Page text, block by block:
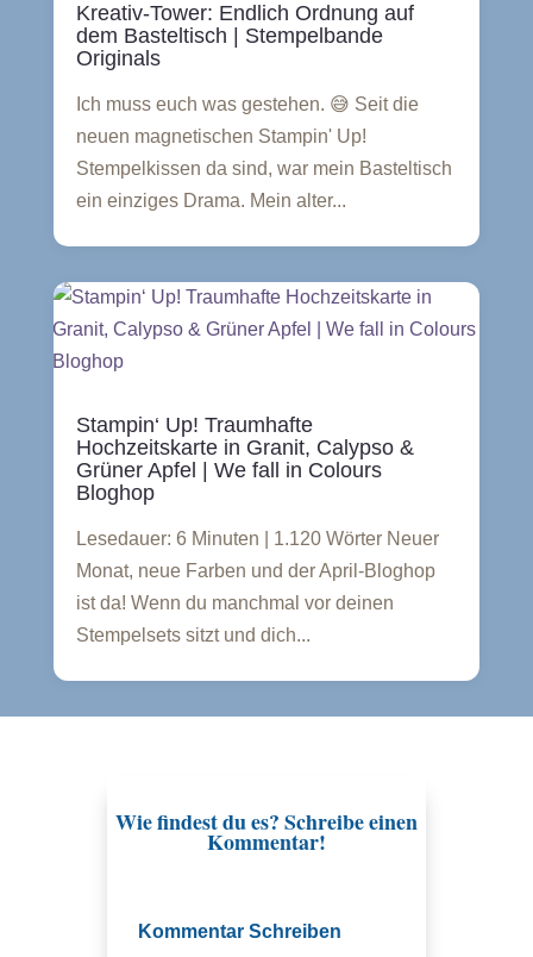
Kreativ-Tower: Endlich Ordnung auf
dem Basteltisch | Stempelbande
Originals
Ich muss euch was gestehen. 😅 Seit die
neuen magnetischen Stampin' Up!
Stempelkissen da sind, war mein Basteltisch
ein einziges Drama. Mein alter...
Stampin‘ Up! Traumhafte
Hochzeitskarte in Granit, Calypso &
Grüner Apfel | We fall in Colours
Bloghop
Lesedauer: 6 Minuten | 1.120 Wörter Neuer
Monat, neue Farben und der April-Bloghop
ist da! Wenn du manchmal vor deinen
Stempelsets sitzt und dich...
Wie findest du es? Schreibe einen
Kommentar!
Kommentar Schreiben